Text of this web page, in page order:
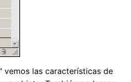
" vemos las características de